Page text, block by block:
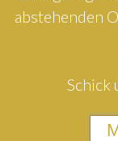
abstehenden
Schick